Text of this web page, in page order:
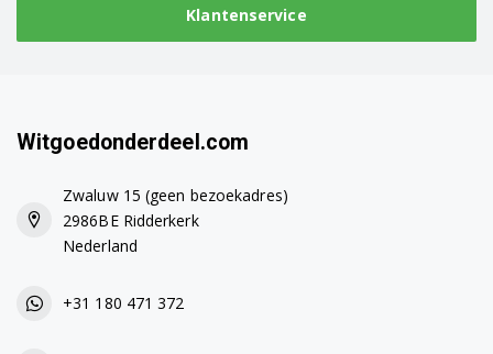
Klantenservice
Witgoedonderdeel.com
Zwaluw 15 (geen bezoekadres)
2986BE Ridderkerk
Nederland
+31 180 471 372